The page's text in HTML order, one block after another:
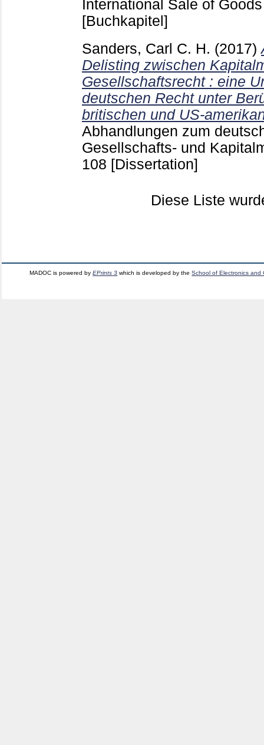
International Sale of
[Buchkapitel]
Sanders, Carl C. H. (2017)
Delisting zwischen
Gesellschaftsrecht : eine
deutschen Recht unter
britischen und US-
Abhandlungen zum
Gesellschafts- und
108 [Dissertation]
Diese Liste
MADOC is powered byEPrints 3 which is developed by theSchool of Electronics and